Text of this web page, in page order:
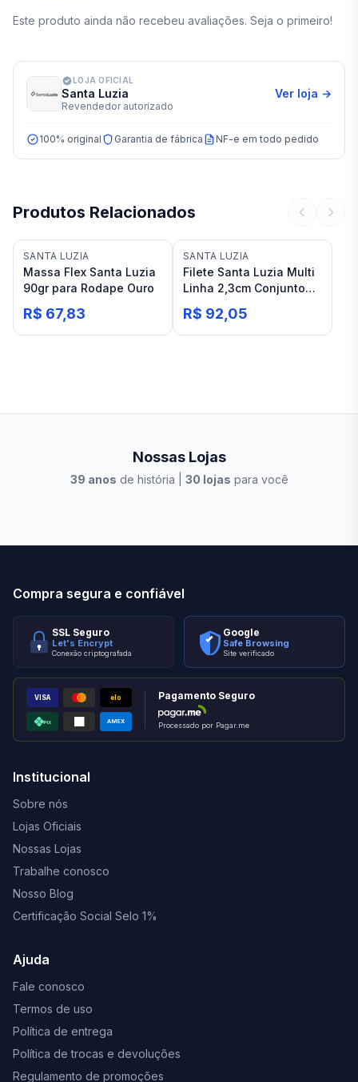
Este produto ainda não recebeu avaliações. Seja o primeiro!
LOJA OFICIAL
Santa Luzia
Revendedor autorizado
Ver loja →
100% original Garantia de fábrica NF-e em todo pedido
Produtos Relacionados
SANTA LUZIA
Massa Flex Santa Luzia
90gr para Rodape Ouro
R$ 67,83
SANTA LUZIA
Filete Santa Luzia Multi
Linha 2,3cm Conjunto
C/2pç 2,8ml
R$ 92,05
Nossas Lojas
39 anos de história | 30 lojas para você
Compra segura e confiável
SSL Seguro
Let's Encrypt
Conexão criptografada
Google
Safe Browsing
Site verificado
VISA elo
PIX AMEX
Pagamento Seguro
Processado por Pagar.me
Institucional
Sobre nós
Lojas Oficiais
Nossas Lojas
Trabalhe conosco
Nosso Blog
Certificação Social Selo 1%
Ajuda
Fale conosco
Termos de uso
Política de entrega
Política de trocas e devoluções
Regulamento de promoções